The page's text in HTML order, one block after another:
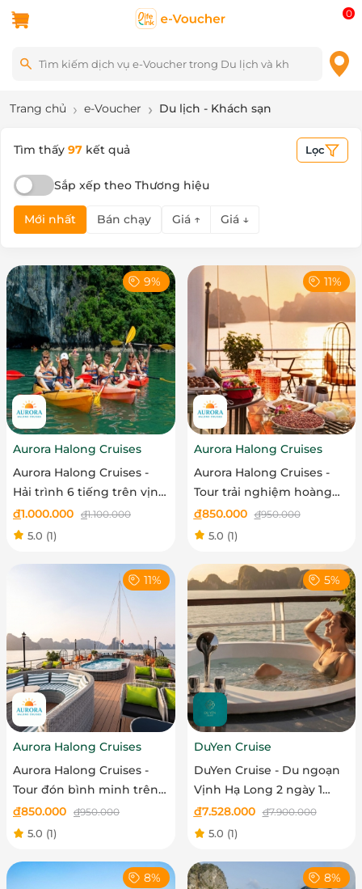
0
Trang chủ e-Voucher Du lịch - Khách sạn
Tìm thấy 97 kết quả Lọc
Sắp xếp theo Thương hiệu
Mới nhất Bán chạy Giá ↑ Giá ↓
9%
Aurora Halong Cruises
Aurora Halong Cruises -
Hải trình 6 tiếng trên vịnh
Hạ Long
đ1.000.000 đ1.100.000
5.0 (1)
11%
Aurora Halong Cruises
Aurora Halong Cruises -
Tour trải nghiệm hoàng
hôn trên vịnh Hạ Long
đ850.000 đ950.000
5.0 (1)
11%
Aurora Halong Cruises
Aurora Halong Cruises -
Tour đón bình minh trên
vịnh Hạ Long
đ850.000 đ950.000
5.0 (1)
5%
DuYen Cruise
DuYen Cruise - Du ngoạn
Vịnh Hạ Long 2 ngày 1
đêm
đ7.528.000 đ7.900.000
5.0 (1)
8% 8%